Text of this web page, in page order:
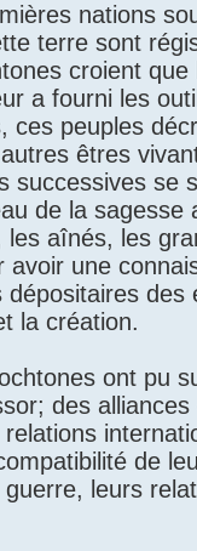
nations
terre sont
croient
a fourni les
peuples
êtres
se
de la
aînés, les
une
des
la création.
ont pu
des
de
leurs